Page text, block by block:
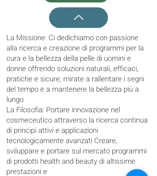
La Missione: Ci dedichiamo con passione
alla ricerca e creazione di programmi per la
cura e la bellezza della pelle di uomini e
donne offrendo soluzioni naturali, efficaci,
pratiche e sicure, mirate a rallentare i segni
del tempo e a mantenere la bellezza più a
lungo
La Filosofia: Portare innovazione nel
cosmeceutico attraverso la ricerca continua
di principi attivi e applicazioni
tecnologicamente avanzati Creare,
sviluppare e portare sul mercato programmi
di prodotti health and beauty di altissime
prestazioni e